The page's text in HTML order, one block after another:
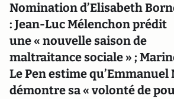
Nomination d’Elisabeth
: Jean-Luc Mélenchon prédit
une « nouvelle saison de
maltraitance sociale » ;
Le Pen estime qu’Emmanuel
démontre sa « volonté de